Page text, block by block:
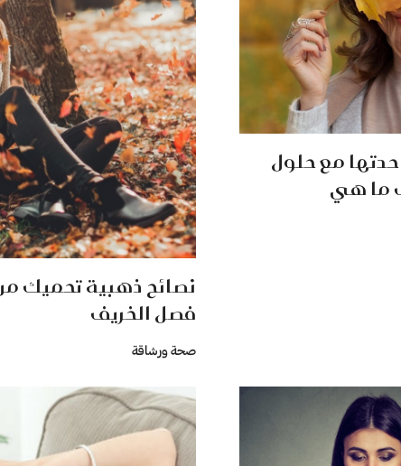
حدتها مع حلول
ما هي
نصائح ذهبية تحميك
فصل الخريف
صحة ورشاقة